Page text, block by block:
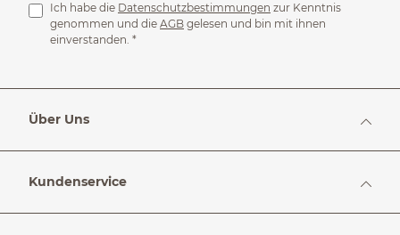
Ich habe die Datenschutzbestimmungen zur Kenntnis
genommen und die AGB gelesen und bin mit ihnen
einverstanden. *
Über Uns
Kundenservice